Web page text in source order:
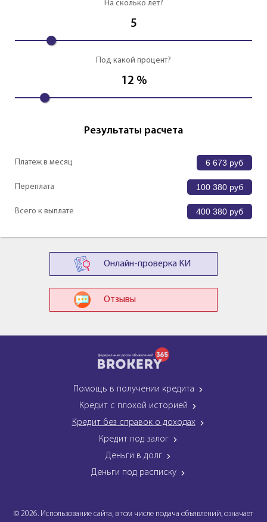
На сколько лет?
5
Под какой процент?
12 %
Результаты расчета
Платеж в месяц 6 673 руб
Переплата 100 380 руб
Всего к выплате 400 380 руб
Онлайн-проверка КИ
Отзывы
Помощь в получении кредита
Кредит с плохой историей
Кредит без справок о доходах
Кредит под залог
Деньги в долг
Деньги под расписку
© 2026. Использование сайта, в том числе подача объявлений, означает